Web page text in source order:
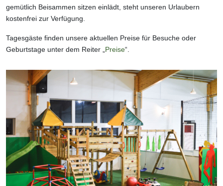
gemütlich Beisammen sitzen einlädt, steht unseren Urlaubern
kostenfrei zur Verfügung.
Tagesgäste finden unsere aktuellen Preise für Besuche oder
Geburtstage unter dem Reiter „ Preise“.